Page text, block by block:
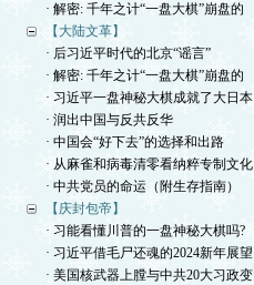
· 解密: 千年之计“一盘大棋”崩盘的
【大陆文革】
· 后习近平时代的北京“谣言”
· 解密: 千年之计“一盘大棋”崩盘的
· 习近平一盘神秘大棋成就了大日本
· 润出中国与反共反华
· 中国会“好下去”的选择和出路
· 从麻雀和病毒清零看纳粹专制文化
· 中共党员的命运（附生存指南）
【庆封包帝】
· 习能看懂川普的一盘神秘大棋吗?
· 习近平借毛尸还魂的2024新年展望
· 美国核武器上膛与中共20大习政变